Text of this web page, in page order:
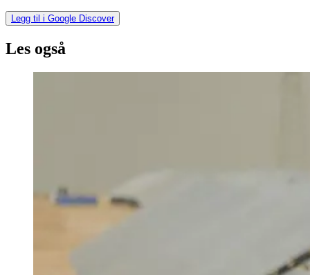
Legg til i Google Discover
Les også